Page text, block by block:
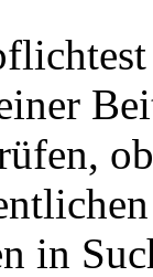
in